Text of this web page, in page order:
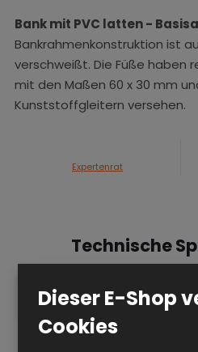
Dieser E-Shop
Cookies
Bank mit PVC latten-
Bankrahmenkonstruktion ist
verschweißt. Die Füße haben
mit den Maßen 60 x 30 mm
Kunststoffgleitern versehen.
Expertenrat
Technische
Konstruktion